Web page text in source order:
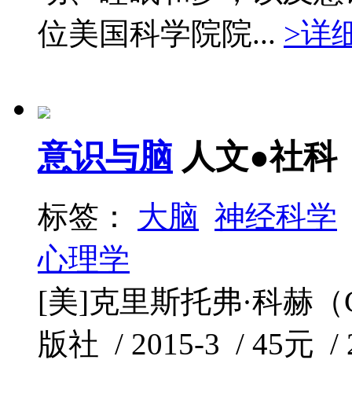
位美国科学院院... >详
意识与脑 人文●社科
标签： 大脑 神经科学
心理学
[美]克里斯托弗·科赫
版社 / 2015-3 / 45元 /